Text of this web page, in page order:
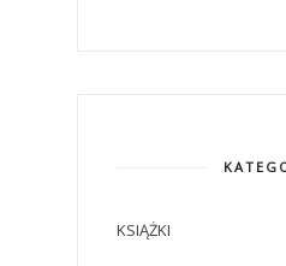
KSIĄŻKI